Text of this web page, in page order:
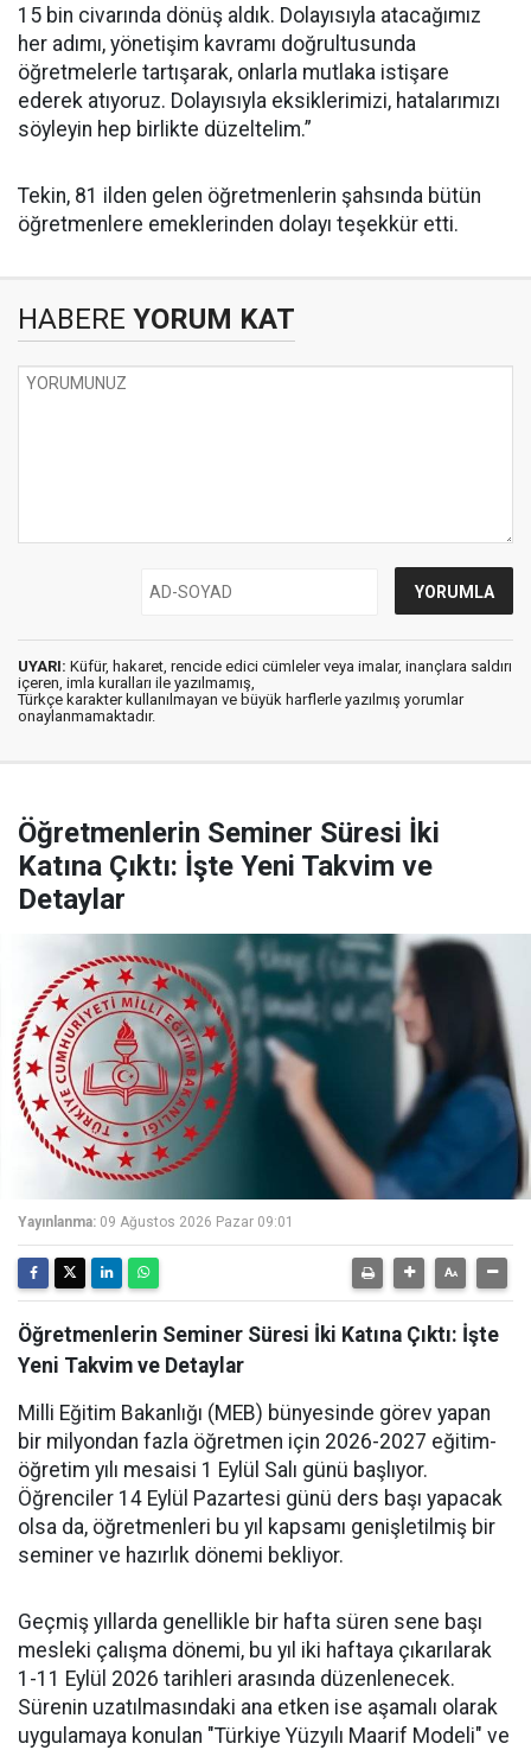
15 bin civarında dönüş aldık. Dolayısıyla atacağımız
her adımı, yönetişim kavramı doğrultusunda
öğretmelerle tartışarak, onlarla mutlaka istişare
ederek atıyoruz. Dolayısıyla eksiklerimizi, hatalarımızı
söyleyin hep birlikte düzeltelim.”
Tekin, 81 ilden gelen öğretmenlerin şahsında bütün
öğretmenlere emeklerinden dolayı teşekkür etti.
HABERE YORUM KAT
UYARI: Küfür, hakaret, rencide edici cümleler veya imalar, inançlara saldırı
içeren, imla kuralları ile yazılmamış,
Türkçe karakter kullanılmayan ve büyük harflerle yazılmış yorumlar
onaylanmamaktadır.
Öğretmenlerin Seminer Süresi İki
Katına Çıktı: İşte Yeni Takvim ve
Detaylar
Yayınlanma: 09 Ağustos 2026 Pazar 09:01
Öğretmenlerin Seminer Süresi İki Katına Çıktı: İşte
Yeni Takvim ve Detaylar
Milli Eğitim Bakanlığı (MEB) bünyesinde görev yapan
bir milyondan fazla öğretmen için 2026-2027 eğitim-
öğretim yılı mesaisi 1 Eylül Salı günü başlıyor.
Öğrenciler 14 Eylül Pazartesi günü ders başı yapacak
olsa da, öğretmenleri bu yıl kapsamı genişletilmiş bir
seminer ve hazırlık dönemi bekliyor.
Geçmiş yıllarda genellikle bir hafta süren sene başı
mesleki çalışma dönemi, bu yıl iki haftaya çıkarılarak
1-11 Eylül 2026 tarihleri arasında düzenlenecek.
Sürenin uzatılmasındaki ana etken ise aşamalı olarak
uygulamaya konulan "Türkiye Yüzyılı Maarif Modeli" ve